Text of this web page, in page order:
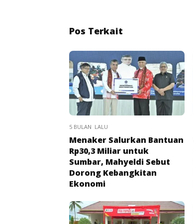
Pos Terkait
5 BULAN LALU
Menaker Salurkan Bantuan
Rp30,3 Miliar untuk
Sumbar, Mahyeldi Sebut
Dorong Kebangkitan
Ekonomi